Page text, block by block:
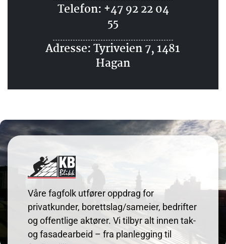
Telefon: +47 92 22 04
55
Adresse: Tyriveien 7, 1481
Hagan
Våre fagfolk utfører oppdrag for
privatkunder, borettslag/sameier, bedrifter
og offentlige aktører. Vi tilbyr alt innen tak-
og fasadearbeid – fra planlegging til